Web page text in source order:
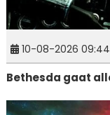
10-08-2026 09:44
Bethesda gaat